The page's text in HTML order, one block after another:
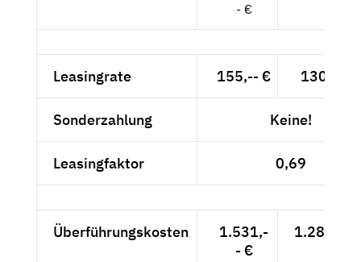
- €
Leasingrate 155,-- € 130,25 €
Sonderzahlung Keine!
Leasingfaktor 0,69
Überführungskosten
1.531,-
- €
1.286,55